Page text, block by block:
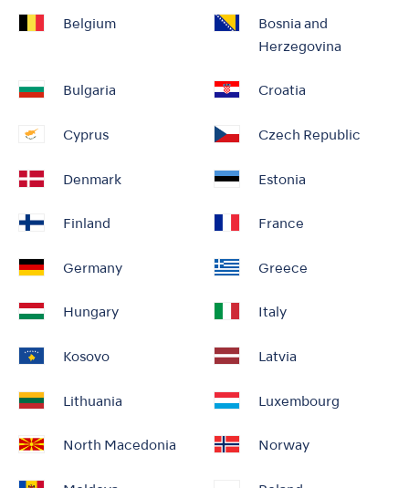
Belgium
Bosnia and
Herzegovina
Bulgaria Croatia
Cyprus Czech Republic
Denmark Estonia
Finland France
Germany Greece
Hungary Italy
Kosovo Latvia
Lithuania Luxembourg
North Macedonia Norway